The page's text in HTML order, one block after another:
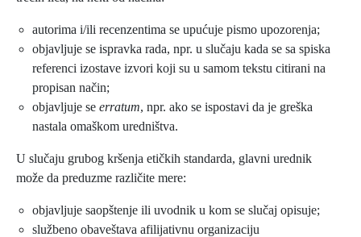
autorima i/ili recenzentima se upućuje pismo upozorenja;
objavljuje se ispravka rada, npr. u slučaju kada se sa spiska
referenci izostave izvori koji su u samom tekstu citirani na
propisan način;
objavljuje se erratum, npr. ako se ispostavi da je greška
nastala omaškom uredništva.
U slučaju grubog kršenja etičkih standarda, glavni urednik
može da preduzme različite mere:
objavljuje saopštenje ili uvodnik u kom se slučaj opisuje;
službeno obaveštava afilijativnu organizaciju